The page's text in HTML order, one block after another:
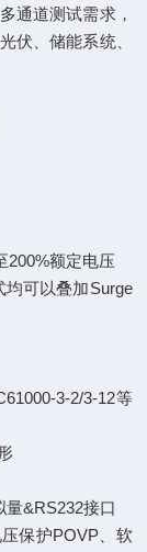
通道测试需求，
伏、储能系统、
200%额定电压
均可以叠加Surge
3-2/3-12等
&RS232接口
保护POVP、软